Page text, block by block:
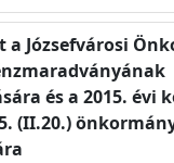
a Józsefvárosi
és a 2015. évi
(II.20.)